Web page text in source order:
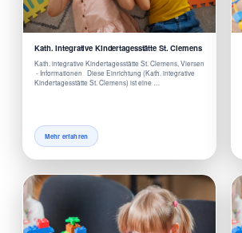
Kath. integrative Kindertagesstätte St. Clemens
Kath. integrative Kindertagesstätte St. Clemens, Viersen
- Informationen Diese Einrichtung (Kath. integrative
Kindertagesstätte St. Clemens) ist eine …
Mehr erfahren